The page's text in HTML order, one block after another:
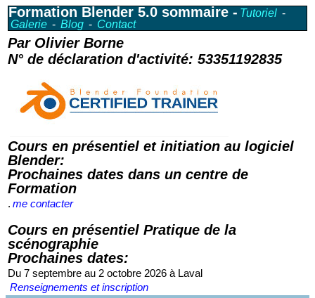
Formation Blender 5.0 sommaire - Tutoriel -
Galerie - Blog - Contact
Par Olivier Borne
N° de déclaration d'activité: 53351192835
Cours en présentiel et initiation au logiciel
Blender:
Prochaines dates dans un centre de
Formation
. me contacter
Cours en présentiel Pratique de la
scénographie
Prochaines dates:
Du 7 septembre au 2 octobre 2026 à Laval
Renseignements et inscription